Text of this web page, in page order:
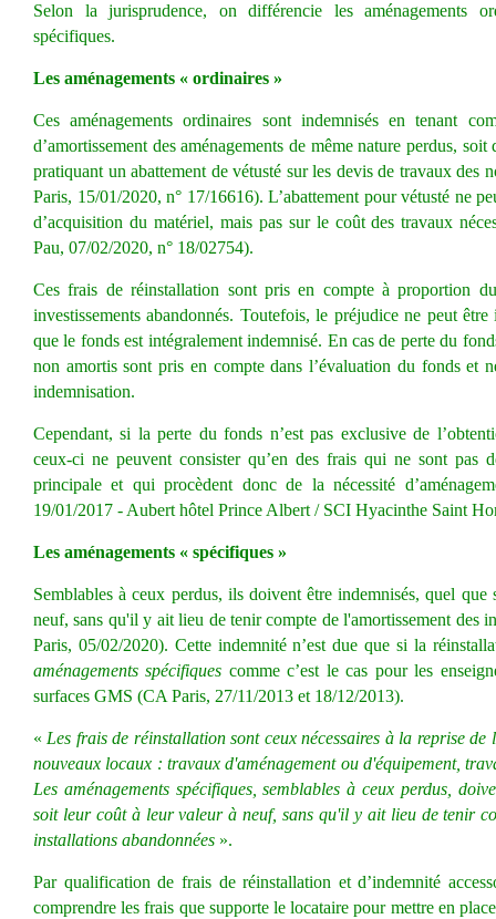
Selon la jurisprudence, on différencie les aménagements
spécifiques.
Les aménagements « ordinaires »
Ces aménagements ordinaires sont indemnisés en tenant
d’amortissement des aménagements de même nature perdus,
pratiquant un abattement de vétusté sur les devis de travaux des
Paris, 15/01/2020, n° 17/16616). L’abattement pour vétusté ne
d’acquisition du matériel, mais pas sur le coût des travaux
Pau, 07/02/2020, n° 18/02754).
Ces frais de réinstallation sont pris en compte à proportion du
investissements abandonnés. Toutefois, le préjudice ne peut
que le fonds est intégralement indemnisé. En cas de perte du
non amortis sont pris en compte dans l’évaluation du fonds et
indemnisation.
Cependant, si la perte du fonds n’est pas exclusive de
ceux-ci ne peuvent consister qu’en des frais qui ne sont pas
principale et qui procèdent donc de la nécessité
19/01/2017 - Aubert hôtel Prince Albert / SCI Hyacinthe Saint
Les aménagements « spécifiques »
Semblables à ceux perdus, ils doivent être indemnisés, quel
neuf, sans qu'il y ait lieu de tenir compte de l'amortissement des
Paris, 05/02/2020). Cette indemnité n’est due que si la
aménagements spécifiques comme c’est le cas pour les
surfaces GMS (CA Paris, 27/11/2013 et 18/12/2013).
« Les frais de réinstallation sont ceux nécessaires à la reprise
nouveaux locaux : travaux d'aménagement ou d'équipement,
Les aménagements spécifiques, semblables à ceux perdus,
soit leur coût à leur valeur à neuf, sans qu'il y ait lieu de tenir
installations abandonnées ».
Par qualification de frais de réinstallation et d’indemnité
comprendre les frais que supporte le locataire pour mettre en